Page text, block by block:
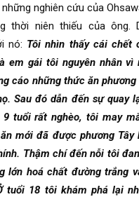
nghiên cứu của
thời niên thiếu của ông.
nó: Tôi nhìn thấy cái chết
em gái tôi nguyên nhân vì
cáo những thức ăn phương
Sau đó dẫn đến sự quay
tuổi rất nghèo, tôi may
mới đã được phương Tây
Thậm chí đến nỗi tôi
lớn hoá chất đường trắng
tuổi 18 tôi khám phá lại